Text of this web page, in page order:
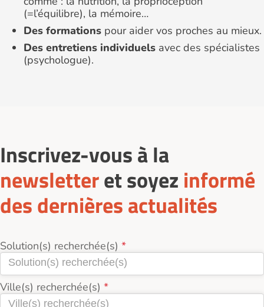
(=l’équilibre), la mémoire…
Des formations pour aider vos proches au mieux.
Des entretiens individuels avec des spécialistes
(psychologue).
Inscrivez-vous à la
newsletteret soyez informé
des dernières actualités
Solution(s) recherchée(s)
Ville(s) recherchée(s)